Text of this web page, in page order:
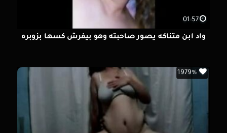
01:57
واد ابن متناكه يصور صاحبته وهو بيفرش كسها بزوبره
1979%